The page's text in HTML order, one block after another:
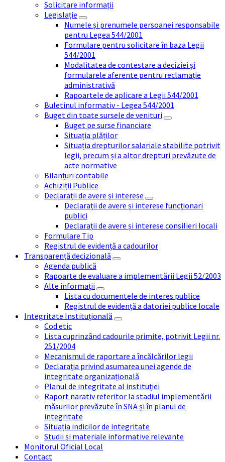
Solicitare informații
Legislație
Numele și prenumele persoanei responsabile
pentru Legea 544/2001
Formulare pentru solicitare în baza Legii
544/2001
Modalitatea de contestare a deciziei și
formularele aferente pentru reclamație
administrativă
Rapoartele de aplicare a Legii 544/2001
Buletinul informativ - Legea 544/2001
Buget din toate sursele de venituri
Buget pe surse financiare
Situația plăților
Situația drepturilor salariale stabilite potrivit
legii, precum și a altor drepturi prevăzute de
acte normative
Bilanțuri contabile
Achiziții Publice
Declarații de avere și interese
Declarații de avere și interese funcționari
publici
Declarații de avere și interese consilieri locali
Formulare Tip
Registrul de evidență a cadourilor
Transparență decizională
Agenda publică
Rapoarte de evaluare a implementării Legii 52/2003
Alte informații
Lista cu documentele de interes publice
Registrul de evidență a datoriei publice locale
Integritate Instituțională
Cod etic
Lista cuprinzând cadourile primite, potrivit Legii nr.
251/2004
Mecanismul de raportare a încălcărilor legii
Declarația privind asumarea unei agende de
integritate organizațională
Planul de integritate al instituției
Raport narativ referitor la stadiul implementării
măsurilor prevăzute în SNA și în planul de
integritate
Situația indicilor de integritate
Studii și materiale informative relevante
Monitorul Oficial Local
Contact